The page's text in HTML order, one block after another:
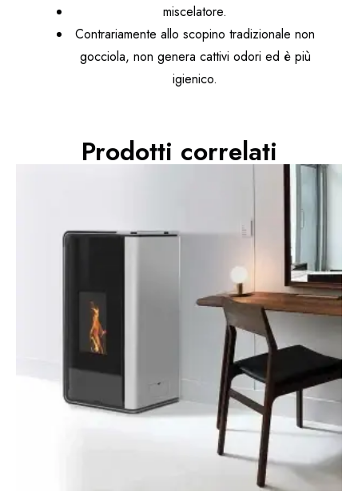
miscelatore.
Contrariamente allo scopino tradizionale non
gocciola, non genera cattivi odori ed è più
igienico.
Prodotti correlati